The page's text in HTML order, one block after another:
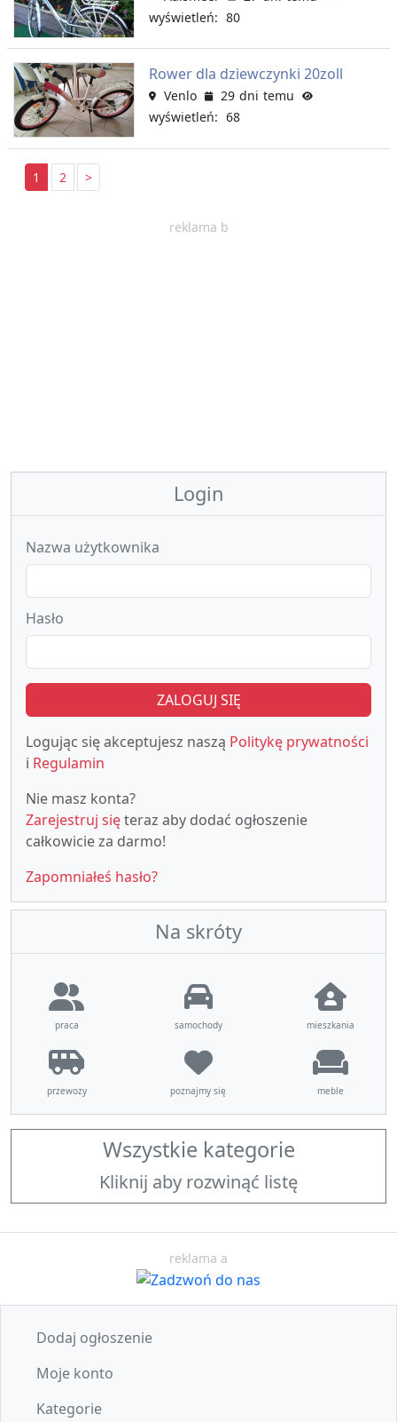
wyświetleń: 80
Rower dla dziewczynki 20zoll
Venlo
29 dni temu
wyświetleń: 68
1 2 >
reklama b
Login
Nazwa użytkownika
Hasło
ZALOGUJ SIĘ
Logując się akceptujesz naszą Politykę prywatności
i Regulamin
Nie masz konta?
Zarejestruj sięteraz aby dodać ogłoszenie
całkowicie za darmo!
Zapomniałeś hasło?
Na skróty
praca samochody mieszkania
przewozy poznajmy się meble
Wszystkie kategorie
Kliknij aby rozwinąć listę
reklama a
Dodaj ogłoszenie
Moje konto
Kategorie